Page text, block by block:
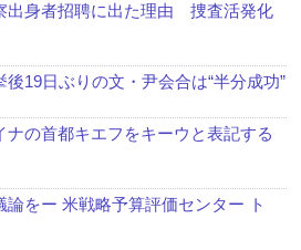
出身者招聘に出た理由 捜査活発化
後19日ぶりの文・尹会合は“半分成功”
ナの首都キエフをキーウと表記する
論をー 米戦略予算評価センター ト